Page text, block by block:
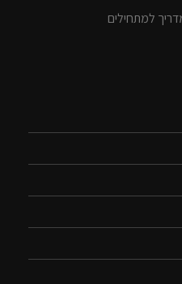
למתחילים